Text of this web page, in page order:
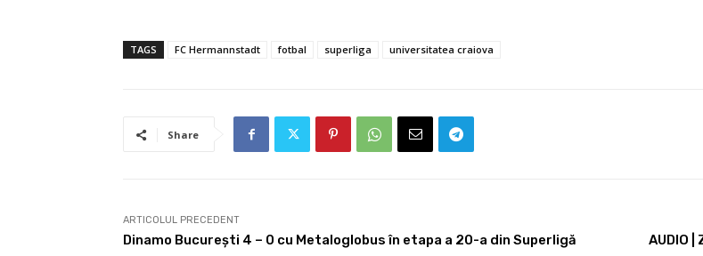
TAGS FC Hermannstadt fotbal superliga universitatea craiova
Share
ARTICOLUL PRECEDENT
Dinamo București 4 – 0 cu Metaloglobus în etapa a 20-a din Superligă
AUDIO